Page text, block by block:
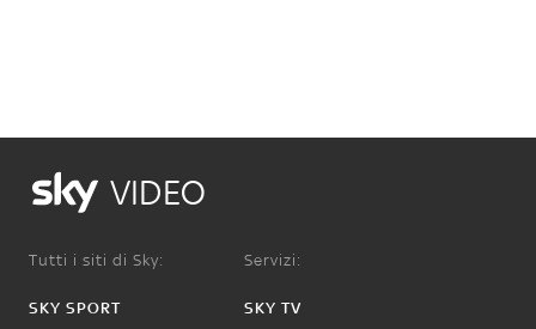
VIDEO
Tutti i siti di Sky:
SKY SPORT
Servizi:
SKY TV